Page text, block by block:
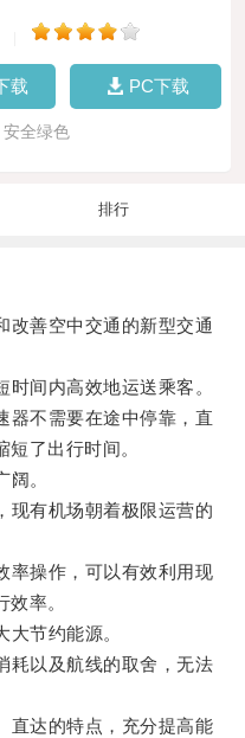
载 PC下载
全绿色
排行
善空中交通的新型交通
间内高效地运送乘客。
不需要在途中停靠，直
了出行时间。
。
有机场朝着极限运营的
操作，可以有效利用现
率。
节约能源。
以及航线的取舍，无法
达的特点，充分提高能